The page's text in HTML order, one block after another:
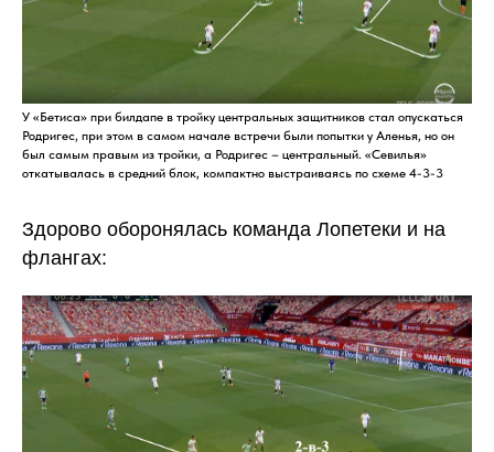
У «Бетиса» при билдапе в тройку центральных защитников стал опускаться
Родригес, при этом в самом начале встречи были попытки у Аленья, но он
был самым правым из тройки, а Родригес – центральный. «Севилья»
откатывалась в средний блок, компактно выстраиваясь по схеме 4-3-3
Здорово оборонялась команда Лопетеки и на
флангах: